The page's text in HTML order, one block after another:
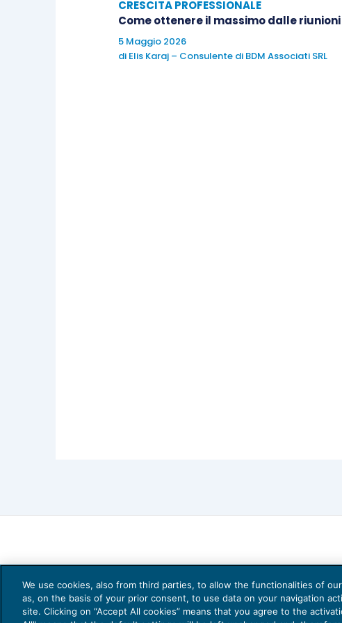
può che avere riflessi positivi nella
CRESCITA PROFESSIONALE
Come ottenere il massimo dalle
5 Maggio 2026
di Elis Karaj – Consulente di BDM Associati SRL
We use cookies, also from third parties, to allow the functionalities of
as, on the basis of your prior consent, to use data on your navigation
site. Clicking on “Accept All cookies” means that you agree to the